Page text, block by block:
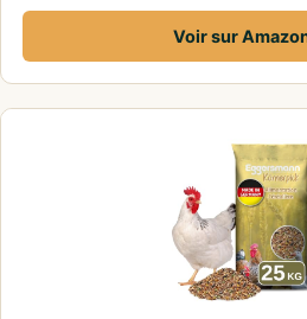
Voir sur